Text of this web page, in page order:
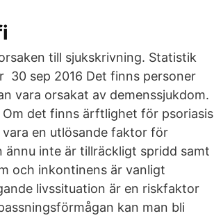
till sjukskrivning. Statistik
30 sep 2016 Det finns personer
vara orsakat av demenssjukdom.
det finns ärftlighet för psoriasis
en utlösande faktor för
inte är tillräckligt spridd samt
och inkontinens är vanligt
livssituation är en riskfaktor
kan man bli